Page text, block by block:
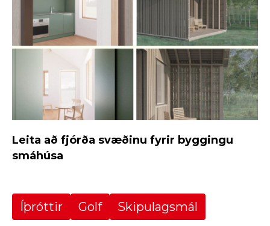
Leita að fjórða svæðinu fyrir byggingu
smáhúsa
Íþróttir Golf Skipulagsmál